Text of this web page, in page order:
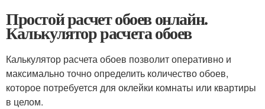
Простой расчет обоев онлайн.
Калькулятор расчета обоев
Калькулятор расчета обоев позволит оперативно и
максимально точно определить количество обоев,
которое потребуется для оклейки комнаты или квартиры
в целом.